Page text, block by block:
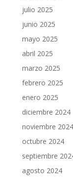
julio 2025
junio 2025
mayo 2025
abril 2025
marzo 2025
febrero 2025
enero 2025
diciembre 2024
noviembre 2024
octubre 2024
septiembre
agosto 2024